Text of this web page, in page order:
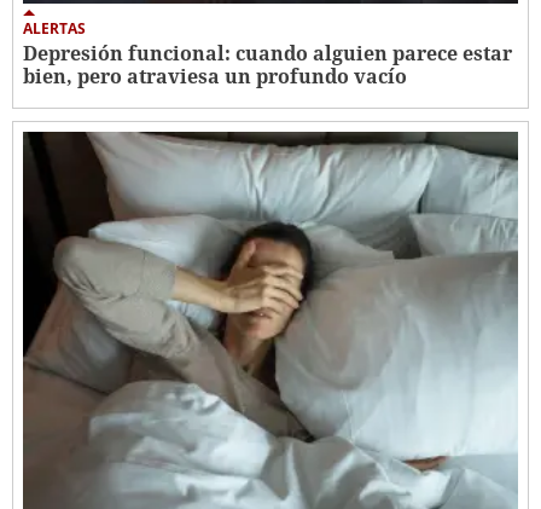
ALERTAS
Depresión funcional: cuando alguien parece estar
bien, pero atraviesa un profundo vacío